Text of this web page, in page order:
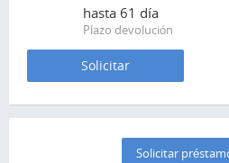
hasta 61 día
Plazo devolución
Solicitar
Solicitar